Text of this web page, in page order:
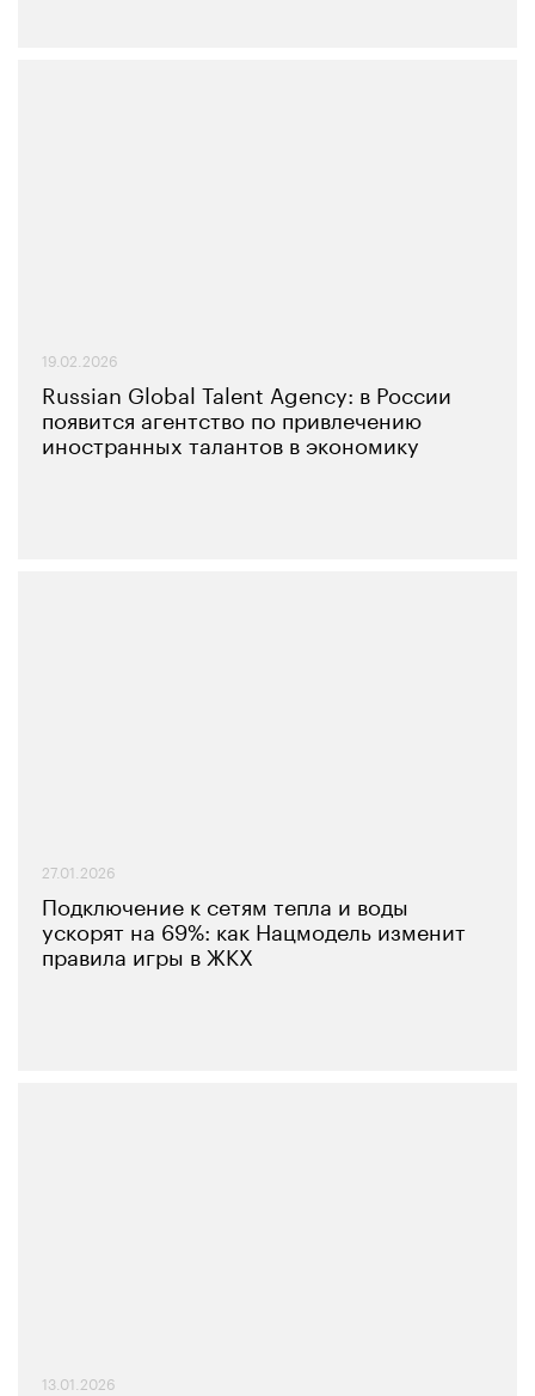
19.02.2026
Russian Global Talent Agency: в России
появится агентство по привлечению
иностранных талантов в экономику
27.01.2026
Подключение к сетям тепла и воды
ускорят на 69%: как Нацмодель изменит
правила игры в ЖКХ
13.01.2026